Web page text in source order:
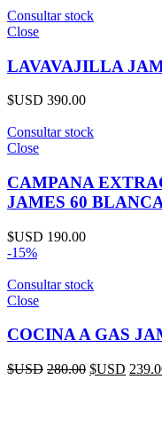
Consultar stock
Close
LAVAVAJILLA
$USD 390.00
Consultar stock
Close
CAMPANA
JAMES 60
$USD 190.00
-15%
Consultar stock
Close
COCINA A GAS
$USD 280.00 $USD